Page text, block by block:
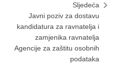
Sljedeća
Javni poziv za dostavu
kandidatura za ravnatelja i
zamjenika ravnatelja
Agencije za zaštitu osobnih
podataka